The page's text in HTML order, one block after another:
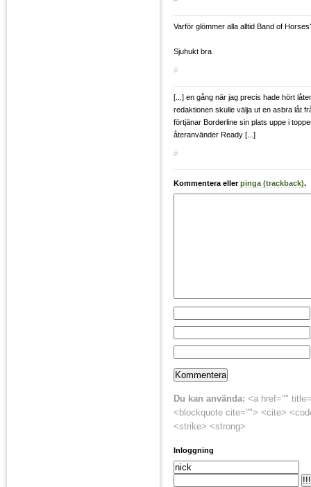
Varför glömmer alla alltid Band of
Sjuhukt bra
#
[...] en gång när jag precis hade hört
redaktionen skulle välja ut en asbra låt
förtjänar Borderline sin plats uppe i
återanvänder Ready [...]
#
Kommentera ellerpinga (trackback).
Du kan använda: <a href=""
<blockquote cite=""> <cite>
<strike> <strong>
Inloggning